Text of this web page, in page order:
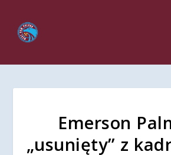
Emerson
„usunięty” z